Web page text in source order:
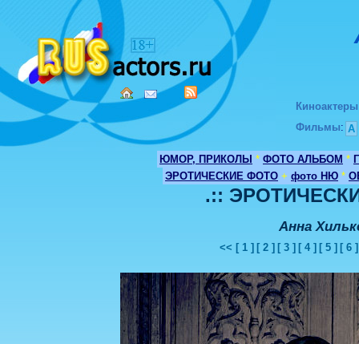
Киноактеры
Фильмы: А
ЮМОР, ПРИКОЛЫ * ФОТО АЛЬБОМ *
ЭРОТИЧЕСКИЕ ФОТО + фото НЮ *
.::
Анна
<< [ 1 ] [ 2 ] [ 3 ] [ 4 ] [ 5 ] [ 6 ]